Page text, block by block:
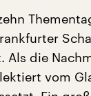
Als die
vom